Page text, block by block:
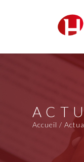
Services
Actualités
Accueil /